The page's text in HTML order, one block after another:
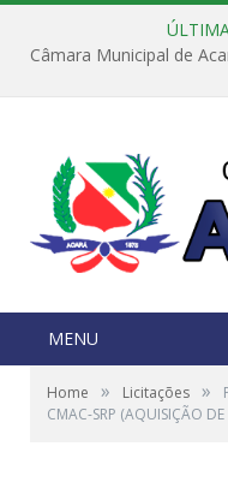
MENU
Home » Licitações »
CMAC-SRP (AQUISIÇÃO